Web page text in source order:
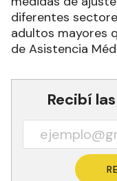
diferentes
adultos mayores
de Asistencia
Recibí